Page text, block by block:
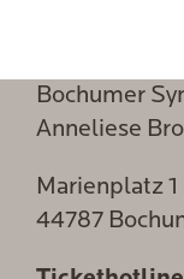
Bochumer
Anneliese
Marienplatz 1
44787